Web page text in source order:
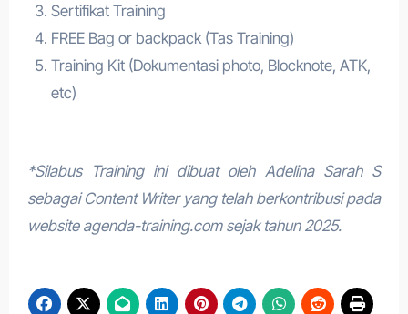
Sertifikat Training
FREE Bag or backpack (Tas Training)
Training Kit (Dokumentasi photo, Blocknote, ATK,
etc)
*Silabus Training ini dibuat oleh Adelina Sarah S
sebagai Content Writer yang telah berkontribusi pada
website agenda-training.com sejak tahun 2025.